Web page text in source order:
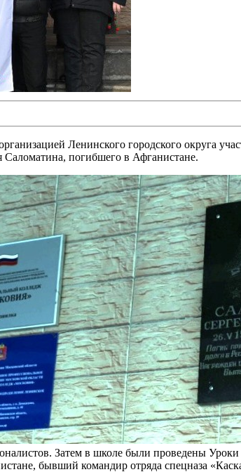
Ленинского городского округа
погибшего в Афганистане.
Затем в школе были проведены
бывший командир отряда спецназа